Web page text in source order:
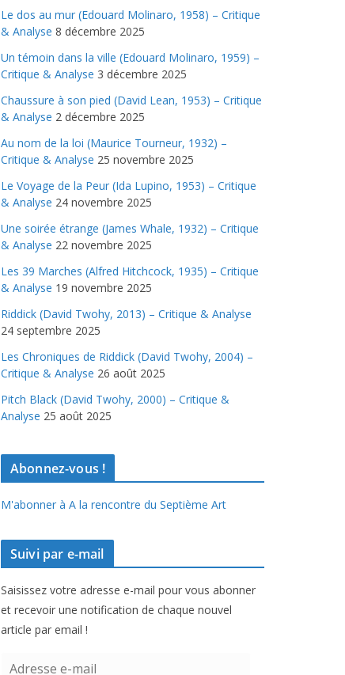
Le dos au mur (Edouard Molinaro, 1958) – Critique
& Analyse 8 décembre 2025
Un témoin dans la ville (Edouard Molinaro, 1959) –
Critique & Analyse 3 décembre 2025
Chaussure à son pied (David Lean, 1953) – Critique
& Analyse 2 décembre 2025
Au nom de la loi (Maurice Tourneur, 1932) –
Critique & Analyse 25 novembre 2025
Le Voyage de la Peur (Ida Lupino, 1953) – Critique
& Analyse 24 novembre 2025
Une soirée étrange (James Whale, 1932) – Critique
& Analyse 22 novembre 2025
Les 39 Marches (Alfred Hitchcock, 1935) – Critique
& Analyse 19 novembre 2025
Riddick (David Twohy, 2013) – Critique & Analyse
24 septembre 2025
Les Chroniques de Riddick (David Twohy, 2004) –
Critique & Analyse 26 août 2025
Pitch Black (David Twohy, 2000) – Critique &
Analyse 25 août 2025
Abonnez-vous !
M'abonner à A la rencontre du Septième Art
Suivi par e-mail
Saisissez votre adresse e-mail pour vous abonner
et recevoir une notification de chaque nouvel
article par email !